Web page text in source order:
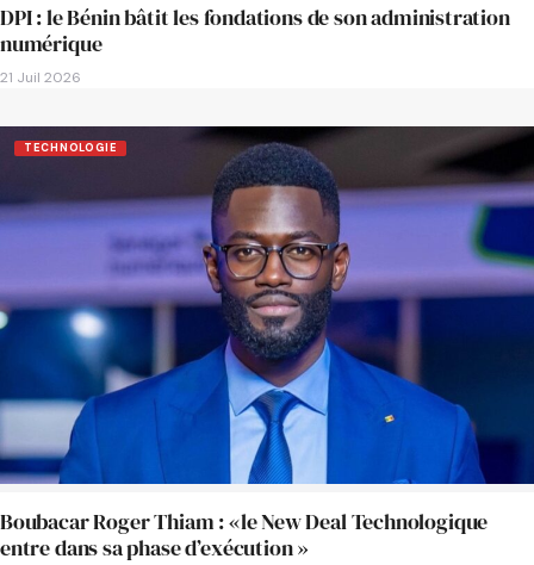
DPI : le Bénin bâtit les fondations de son administration
numérique
21 Juil 2026
TECHNOLOGIE
Boubacar Roger Thiam : «le New Deal Technologique
entre dans sa phase d’exécution »